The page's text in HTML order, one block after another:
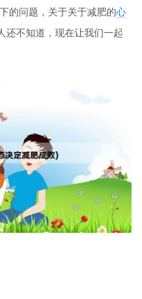
的问题，关于关于减肥的心
还不知道，现在让我们一起